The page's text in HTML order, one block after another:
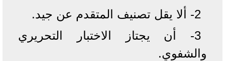
2- ألا يقل تصنيف المتقدم عن جيد.
3- أن يجتاز الاختبار التحريري
والشفوي.